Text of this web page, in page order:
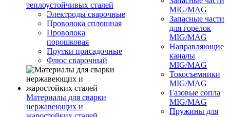
теплоустойчивых сталей
Электроды сварочные
Проволока сплошная
Проволока
порошковая
Прутки присадочные
Флюс сварочный
Материалы для сварки
нержавеющих и
MIG/MAG
Запасные части
для горелок
MIG/MAG
Направляющие
каналы
MIG/MAG
Токосъемники
MIG/MAG
Газовые сопла
MIG/MAG
Пружины для